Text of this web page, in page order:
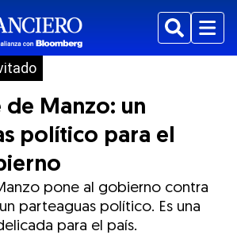
BuscarMenu
de Manzo: un
político para el
pone al gobierno contra
parteaguas político. Es una
para el país.